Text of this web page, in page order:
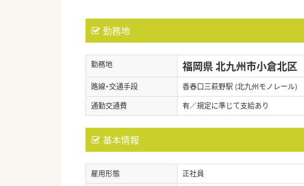
勤務地
勤務地 福岡県 北九州市小倉北区
路線・交通手段
香春口三萩野駅 (北九州モノレール)
通勤交通費
有／規定に準じて支給あり
基本情報
雇用形態
正社員